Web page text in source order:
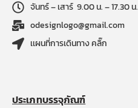
จันทร์ – เสาร์ 9.00 น. – 17.30 น.
odesignlogo@gmail.com
เเผนที่การเดินทาง คลิ๊ก
ประเภทบรรจุภัณฑ์